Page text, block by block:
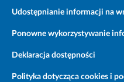
Udostępnianie informacji na
Ponowne wykorzystywanie
Deklaracja dostępności
Polityka dotycząca cookies i